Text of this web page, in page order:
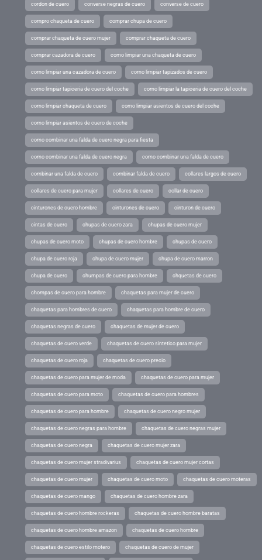
cordon de cuero converse negras de cuero converse de cuero
compro chaqueta de cuero comprar chupa de cuero
comprar chaqueta de cuero mujer comprar chaqueta de cuero
comprar cazadora de cuero como limpiar una chaqueta de cuero
como limpiar una cazadora de cuero como limpiar tapizados de cuero
como limpiar tapiceria de cuero del coche como limpiar la tapiceria de cuero del coche
como limpiar chaqueta de cuero como limpiar asientos de cuero del coche
como limpiar asientos de cuero de coche
como combinar una falda de cuero negra para fiesta
como combinar una falda de cuero negra como combinar una falda de cuero
combinar una falda de cuero combinar falda de cuero collares largos de cuero
collares de cuero para mujer collares de cuero collar de cuero
cinturones de cuero hombre cinturones de cuero cinturon de cuero
cintas de cuero chupas de cuero zara chupas de cuero mujer
chupas de cuero moto chupas de cuero hombre chupas de cuero
chupa de cuero roja chupa de cuero mujer chupa de cuero marron
chupa de cuero chumpas de cuero para hombre chquetas de cuero
chompas de cuero para hombre chaquetas para mujer de cuero
chaquetas para hombres de cuero chaquetas para hombre de cuero
chaquetas negras de cuero chaquetas de mujer de cuero
chaquetas de cuero verde chaquetas de cuero sintetico para mujer
chaquetas de cuero roja chaquetas de cuero precio
chaquetas de cuero para mujer de moda chaquetas de cuero para mujer
chaquetas de cuero para moto chaquetas de cuero para hombres
chaquetas de cuero para hombre chaquetas de cuero negro mujer
chaquetas de cuero negras para hombre chaquetas de cuero negras mujer
chaquetas de cuero negra chaquetas de cuero mujer zara
chaquetas de cuero mujer stradivarius chaquetas de cuero mujer cortas
chaquetas de cuero mujer chaquetas de cuero moto chaquetas de cuero moteras
chaquetas de cuero mango chaquetas de cuero hombre zara
chaquetas de cuero hombre rockeras chaquetas de cuero hombre baratas
chaquetas de cuero hombre amazon chaquetas de cuero hombre
chaquetas de cuero estilo motero chaquetas de cuero de mujer